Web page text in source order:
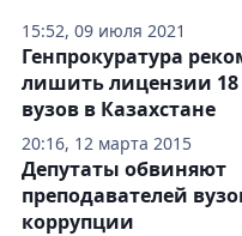
15:52, 09 июля 2021
20:16, 12 марта 2015
Генпрокуратура
лишить лицензии 18
вузов в Казахстане
Депутаты обвиняют
преподавателей
коррупции